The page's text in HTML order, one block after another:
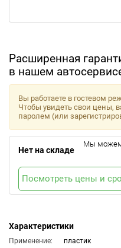
Расширенная
в нашем
Характеристики
Применение:
пластик
Вы работаете в гостевом
Чтобы увидеть свои цены,
паролем (или
Нет на складе
Мы можем
Посмотреть цены и